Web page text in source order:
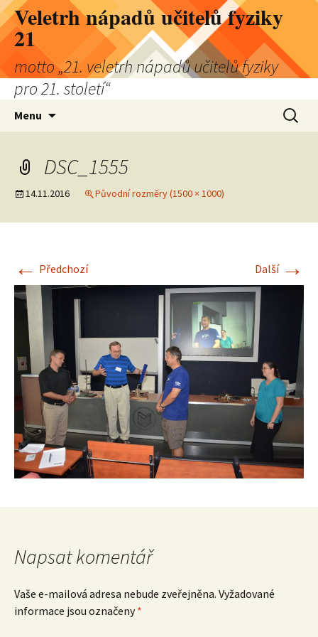
Přejít
k
obsahu
Veletrh nápadů učitelů fyziky
21
motto „21. veletrh nápadů učitelů fyziky
pro 21. století“
Menu
DSC_1555
14.11.2016 Původní rozměry (1500 × 1000)
← Předchozí Další →
Napsat komentář
Vaše e-mailová adresa nebude zveřejněna. Vyžadované
informace jsou označeny*